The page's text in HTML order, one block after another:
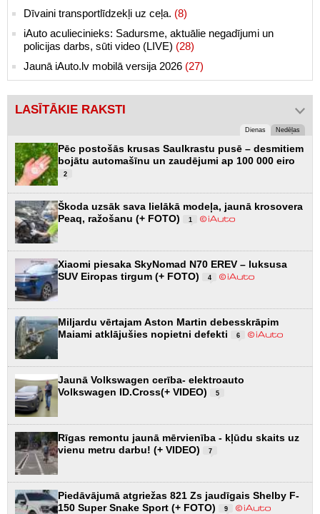
Dīvaini transportlīdzekļi uz ceļa. (8)
iAuto aculiecinieks: Sadursme, aktuālie negadījumi un
policijas darbs, sūti video (LIVE) (28)
Jaunā iAuto.lv mobilā versija 2026 (27)
LASĪTĀKIE RAKSTI
Dienas Nedēļas
Pēc postošās krusas Saulkrastu pusē – desmitiem
bojātu automašīnu un zaudējumi ap 100 000 eiro
2
Škoda uzsāk sava lielākā modeļa, jaunā krosovera
Peaq, ražošanu (+ FOTO)
1
Xiaomi piesaka SkyNomad N70 EREV – luksusa
SUV Eiropas tirgum (+ FOTO)
4
Miljardu vērtajam Aston Martin debesskrāpim
Maiami atklājušies nopietni defekti
6
Jaunā Volkswagen cerība- elektroauto
Volkswagen ID.Cross(+ VIDEO)
5
Rīgas remontu jaunā mērvienība - kļūdu skaits uz
vienu metru darbu! (+ VIDEO)
7
Piedāvājumā atgriežas 821 Zs jaudīgais Shelby F-
150 Super Snake Sport (+ FOTO)
9